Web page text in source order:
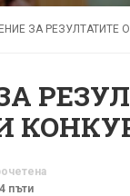
ЗА РЕЗУЛТАТИТЕ
пъти